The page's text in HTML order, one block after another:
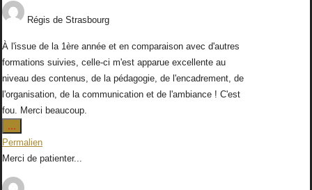
Régis de Strasbourg
À l'issue de la 1ère année et en comparaison avec d'autres
formations suivies, celle-ci m'est apparue excellente au
niveau des contenus, de la pédagogie, de l'encadrement, de
l'organisation, de la communication et de l'ambiance ! C'est
fou. Merci beaucoup.
...
cette
boîte
méta.
Permalien
Merci de patienter...